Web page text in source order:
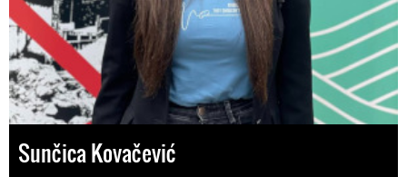
Sunčica Kovačević